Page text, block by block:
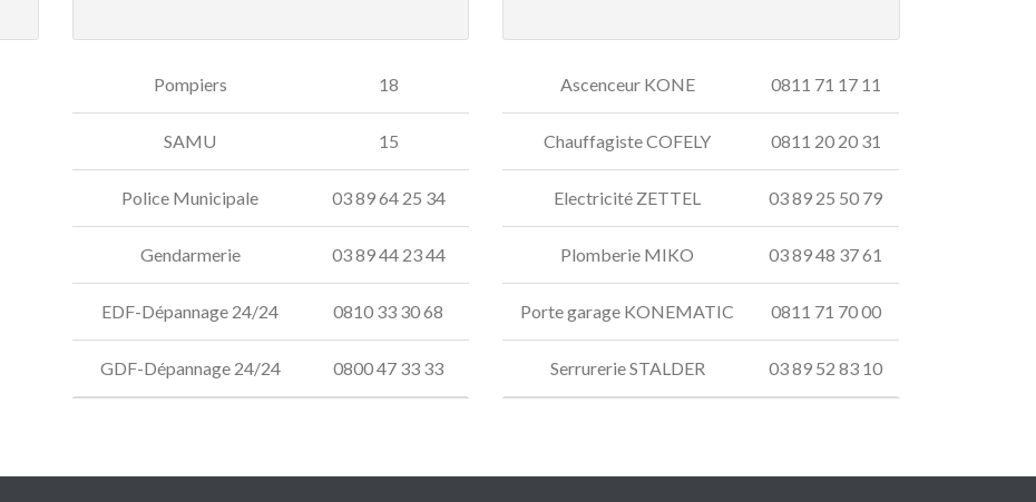
Pompiers 18
SAMU 15
Police Municipale 03 89 64 25 34
Gendarmerie 03 89 44 23 44
EDF-Dépannage 24/24 0810 33 30 68
GDF-Dépannage 24/24 0800 47 33 33
Ascenceur KONE 0811 71 17 11
Chauffagiste COFELY 0811 20 20 31
Electricité ZETTEL 03 89 25 50 79
Plomberie MIKO 03 89 48 37 61
Porte garage KONEMATIC 0811 71 70 00
Serrurerie STALDER 03 89 52 83 10